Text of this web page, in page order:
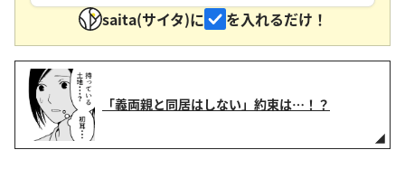
saita(サイタ)に
を入れるだけ！
「義両親と同居はしない」約束は…！？